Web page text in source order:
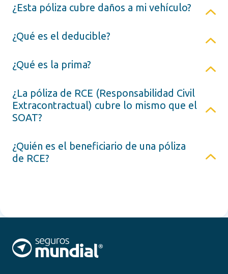
¿Esta póliza cubre daños a mi vehículo?
¿Qué es el deducible?
¿Qué es la prima?
¿La póliza de RCE (Responsabilidad Civil
Extracontractual) cubre lo mismo que el
SOAT?
¿Quién es el beneficiario de una póliza
de RCE?